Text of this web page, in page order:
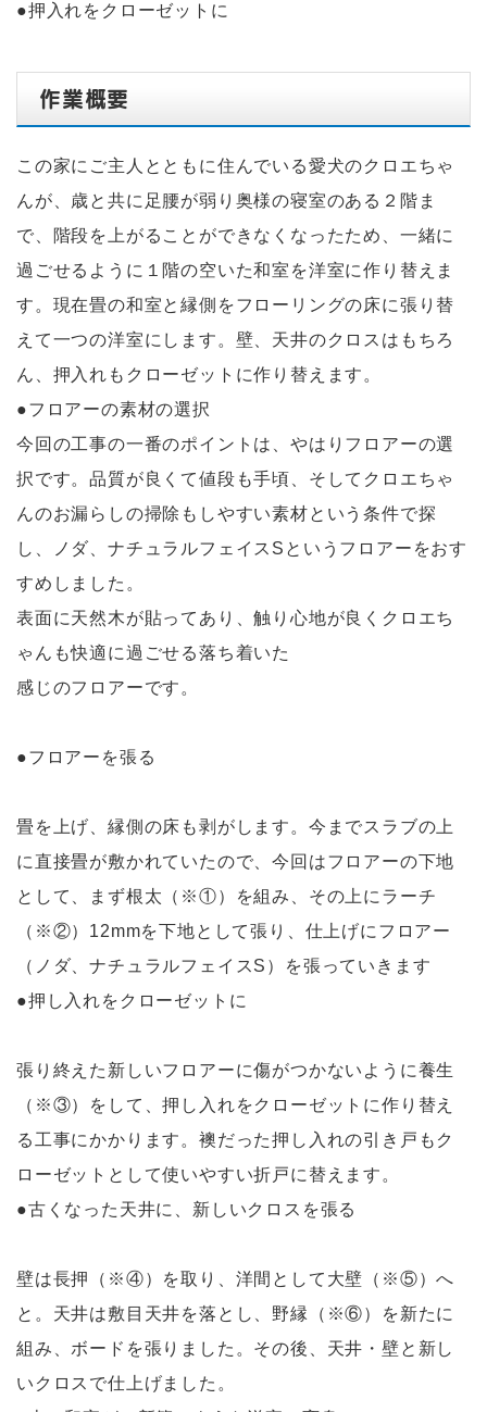
●押入れをクローゼットに
作業概要
こ の家にご主人とともに住んでいる愛犬のクロエちゃ
んが、歳と共に足腰が弱り奥様の寝室のある２階ま
で、階段を上がることができなくなったため、一緒に
過ごせるように１階の空いた和室を洋室に作り替えま
す。現在畳の和室と縁側をフローリングの床に張り替
えて一つの洋室にします。壁、天井のクロスはもちろ
ん、押入れもクローゼットに作り替えます。
●フロアーの素材の選択
今回の工事の一番のポイントは、やはりフロアーの選
択です。品質が良くて値段も手頃、そしてクロエちゃ
んのお漏らしの掃除もしやすい素材という条件で探
し、ノダ、ナチュラルフェイスSというフロアーをおす
すめしました。
表面に天然木が貼ってあり、触り心地が良くクロエち
ゃんも快適に過ごせる落ち着いた
感じのフロアーです。
●フロアーを張る
畳を上げ、縁側の床も剥がします。今までスラブの上
に直接畳が敷かれていたので、今回はフロアーの下地
として、まず根太（※①）を組み、その上にラーチ
（※②）12mmを下地として張り、仕上げにフロアー
（ノダ、ナチュラルフェイスS）を張っていきます
●押し入れをクローゼットに
張り終えた新しいフロアーに傷がつかないように養生
（※③）をして、押し入れをクローゼットに作り替え
る工事にかかります。襖だった押し入れの引き戸もク
ローゼットとして使いやすい折戸に替えます。
●古くなった天井に、新しいクロスを張る
壁は長押（※④）を取り、洋間として大壁（※⑤）へ
と。天井は敷目天井を落とし、野縁（※⑥）を新たに
組み、ボードを張りました。その後、天井・壁と新し
いクロスで仕上げました。